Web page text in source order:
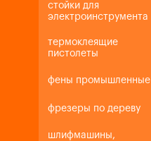
стойки для
электроинструмента
термоклеящие
пистолеты
фены промышленные
фрезеры по дереву
шлифмашины,